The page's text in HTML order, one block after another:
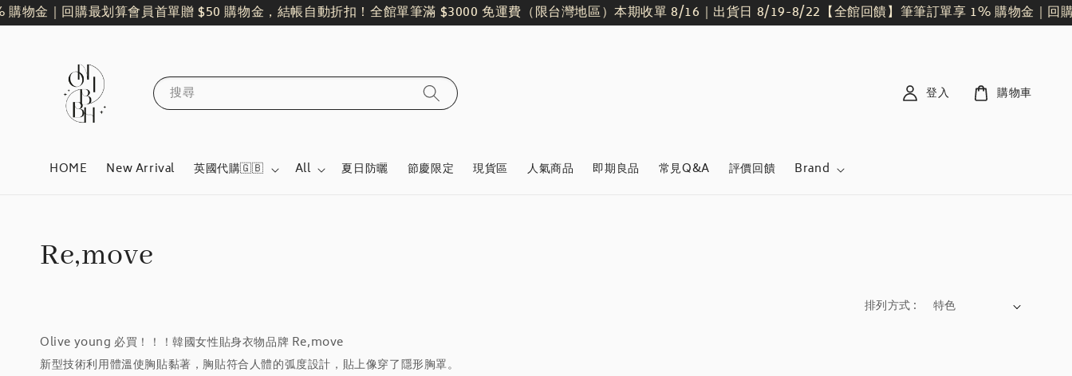
物金｜回購最划算會員首單贈 $50 購物金，結帳自動折扣！ 全館單筆滿 $3000 免運費（限台灣地區） 本期收單 8/16｜出貨日 8/19-8/22【全館回饋】筆筆訂單享 1% 購物金｜回
搜尋
HOME New Arrival 英國代購🇬🇧 All 夏日防曬 節慶限定 現貨區 人氣商品 即期良品 常見Q&A 評價回饋 Brand
登入 購物車
Re,move
排列方式 :
Olive young 必買！！！韓國女性貼身衣物品牌 Re,move
新型技術利用體溫使胸貼黏著，胸貼符合人體的弧度設計，貼上像穿了隱形胸罩。